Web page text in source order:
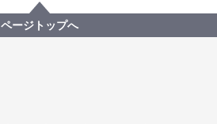
ページトップへ